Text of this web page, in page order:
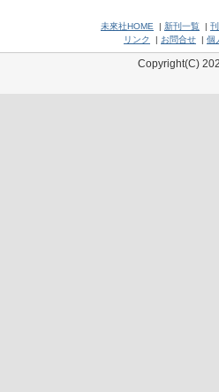
未來社HOME | 新刊一覧 |
リンク
| お問合せ | 個
Copyright(C)